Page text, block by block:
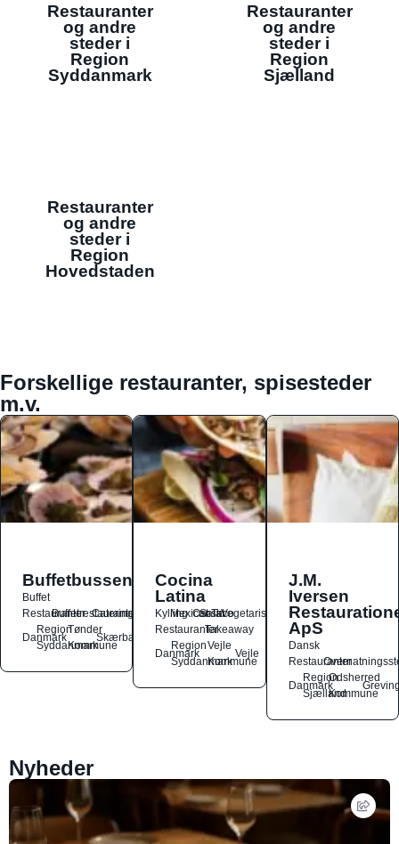
Restauranter
og andre
steder i
Region
Syddanmark
Restauranter
og andre
steder i
Region
Sjælland
Restauranter
og andre
steder i
Region
Hovedstaden
Forskellige restauranter, spisesteder
m.v.
Buffetbussen
Buffet
Restauranter
Buffetrestauranter
Catering
Danmark
Region
Syddanmark
Tønder
Kommune
Skærbæk
Cocina
Latina
Kylling
Mexicansk
OstSalat
TacoVegetarisk
RestauranterTakeaway
Danmark
Region
Syddanmark
Vejle
Kommune
Vejle
J.M.
Iversen
ApS
Dansk
Restauranter
Danmark
Region
Sjælland
Odsherred
Kommune
Nyheder